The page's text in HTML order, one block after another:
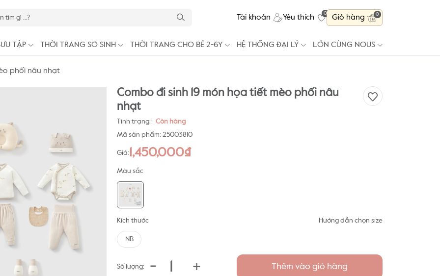
Tài khoản Yêu thích
0
Giỏ hàng 0
TẬP THỜI TRANG SƠ SINH THỜI TRANG CHO BÉ 2-6Y HỆ THỐNG ĐẠI LÝ LỚN CÙNG NOUS
phối nâu nhạt
Combo đi sinh 19 món họa tiết mèo phối nâu
nhạt
Tình trạng:
Còn hàng
Mã sản phẩm:25003810
Giá: 1,450,000₫
Màu sắc
Kích thước Hướng dẫn chọn size
NB
Số lượng: - + Thêm vào giỏ hàng